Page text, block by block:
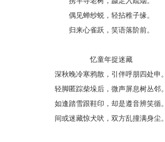
偶见蝉纱蜕，轻拈稚子缘。
归来心雀跃，笑语落阶前。
忆童年捉迷藏
深秋晚冷寒鸦散，引伴呼朋四处申。
轻脚匿踪柴垛后，微声屏息树丛邻。
如逢踏雪跟鞋印，却是遵音辨笑循。
间或迷藏惊犬吠，双方乱撞满身尘。